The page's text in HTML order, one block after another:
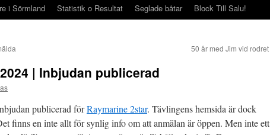
i Sörmland Statistik o Resultat Seglade båtar Block Till Salu!
50 år med Jim vid rodret
| Inbjudan publicerad
publicerad förRaymarine 2star. Tävlingens hemsida är dock
finns en inte allt för synlig info om att anmälan är öppen. Men inte ett